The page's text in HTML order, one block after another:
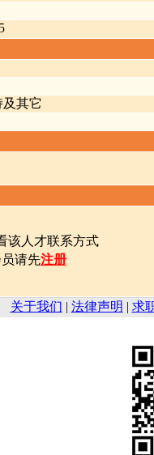
其它
该人才联系方式
请先注册
关于我们 | 法律声明 | 求